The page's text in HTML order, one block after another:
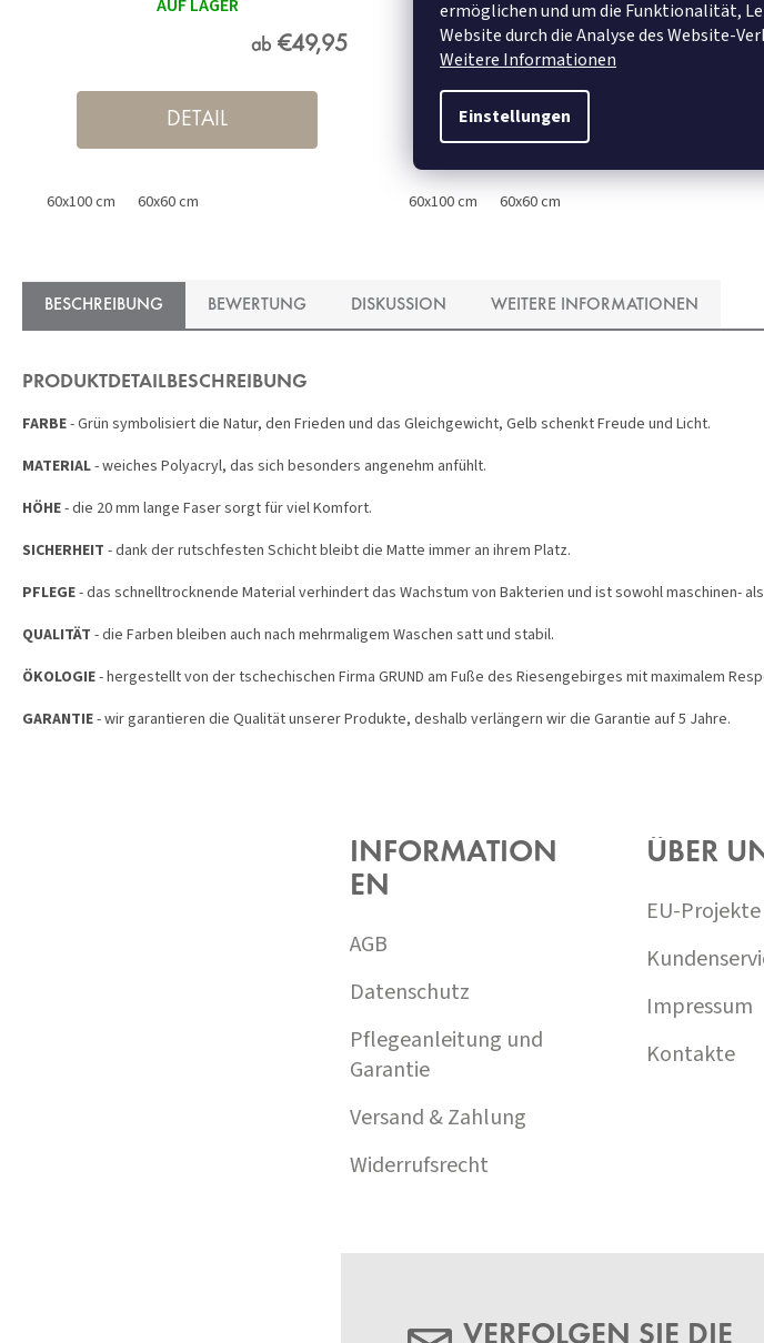
ermöglichen und um die Funktionalität,
Website durch die Analyse des Website-
Weitere Informationen
Einstellungen
AUF LAGER
ab €49,95
DETAIL
60x100 cm 60x60 cm
AUF LAGER
ab €49,95
DETAIL
60x100 cm 60x60 cm
BESCHREIBUNG BEWERTUNG DISKUSSION WEITERE INFORMATIONEN
PRODUKTDETAILBESCHREIBUNG
FARBE- Grün symbolisiert die Natur, den Frieden und das Gleichgewicht, Gelb schenkt Freude und Licht.
MATERIAL- weiches Polyacryl, das sich besonders angenehm anfühlt.
HÖHE- die 20 mm lange Faser sorgt für viel Komfort.
SICHERHEIT - dank der rutschfesten Schicht bleibt die Matte immer an ihrem Platz.
PFLEGE- das schnelltrocknende Material verhindert das Wachstum von Bakterien und ist sowohl maschinen-
QUALITÄT - die Farben bleiben auch nach mehrmaligem Waschen satt und stabil.
ÖKOLOGIE- hergestellt von der tschechischen Firma GRUND am Fuße des Riesengebirges mit maximalem
GARANTIE- wir garantieren die Qualität unserer Produkte, deshalb verlängern wir die Garantie auf 5 Jahre.
INFORMATION
EN
AGB
Datenschutz
Pflegeanleitung und
Garantie
Versand & Zahlung
Widerrufsrecht
ÜBER
EU-Projekte
Impressum
Kontakte
VERFOLGEN SIE DIE